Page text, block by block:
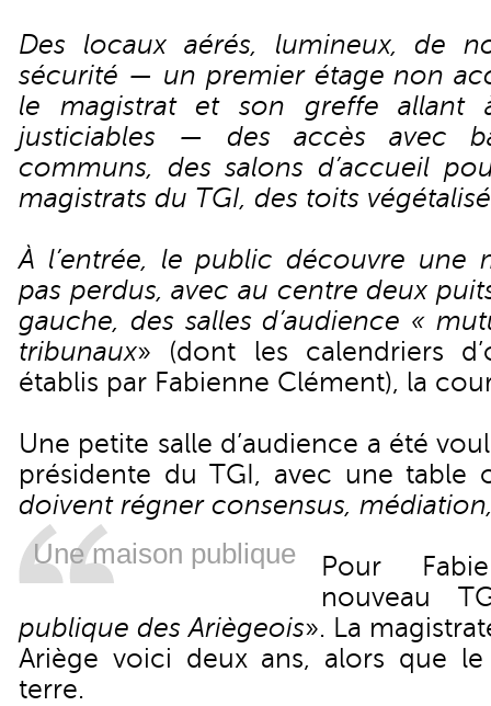
Des locaux aérés, lumineux, de
sécurité — un premier étage non
le magistrat et son greffe allant
justiciables — des accès avec
communs, des salons d’accueil
magistrats du TGI, des toits
À l’entrée, le public découvre une
pas perdus, avec au centre deux
gauche, des salles d’audience «
tribunaux» (dont les calendriers
établis par Fabienne Clément), la cour
Une petite salle d’audience a été
présidente du TGI, avec une table
doivent régner consensus,
Une maison publique
Pour
nouveau
publique des Ariègeois». La
Ariège voici deux ans, alors que
terre.